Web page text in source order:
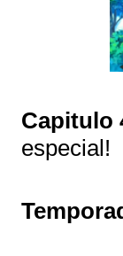
Capitulo
especial!